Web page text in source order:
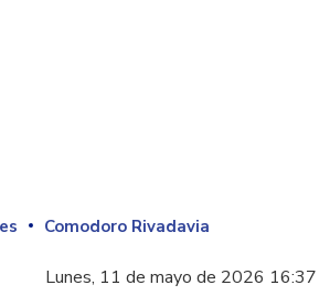
Comodoro Rivadavia
Lunes, 11 de mayo de 2026 16:37